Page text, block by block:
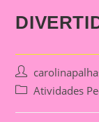
Post
author:
PostAtividades